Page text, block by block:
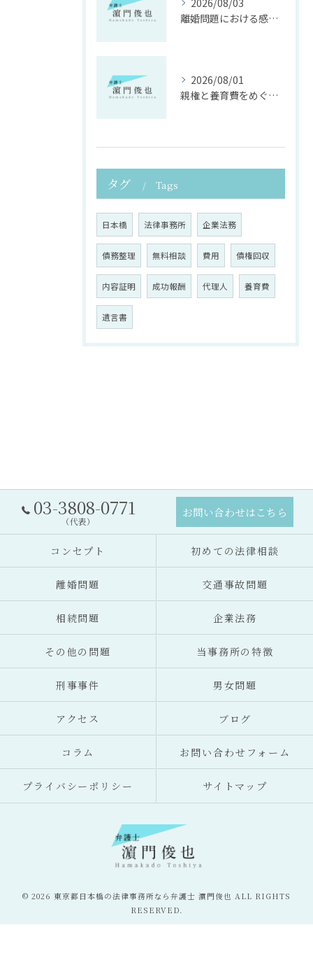
2026/08/03
離婚問題における感情面に配慮した誠実な法律サポート
2026/08/01
親権と養育費をめぐる法律支援の重要性
タグ Tags
日本橋 法律事務所 企業法務
債務整理 無料相談 費用 債権回収
内容証明 成功報酬 代理人 養育費
遺言書
03-3808-0771
（代表）
お問い合わせはこちら
コンセプト 初めての法律相談
離婚問題 交通事故問題
相続問題 企業法務
その他の問題 当事務所の特徴
刑事事件 男女問題
アクセス ブログ
コラム お問い合わせフォーム
プライバシーポリシー サイトマップ
© 2026 東京都日本橋の法律事務所なら弁護士 濵門俊也 ALL RIGHTS
RESERVED.